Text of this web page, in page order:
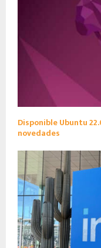
Disponible Ubuntu
novedades